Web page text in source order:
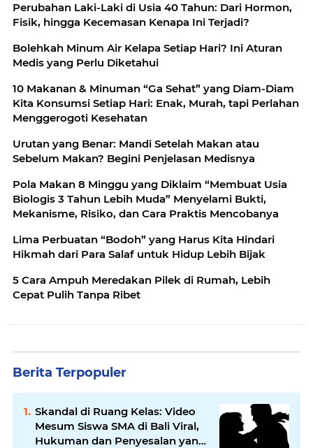
Perubahan Laki-Laki di Usia 40 Tahun: Dari Hormon,
Fisik, hingga Kecemasan Kenapa Ini Terjadi?
Bolehkah Minum Air Kelapa Setiap Hari? Ini Aturan
Medis yang Perlu Diketahui
10 Makanan & Minuman “Ga Sehat” yang Diam-Diam
Kita Konsumsi Setiap Hari: Enak, Murah, tapi Perlahan
Menggerogoti Kesehatan
Urutan yang Benar: Mandi Setelah Makan atau
Sebelum Makan? Begini Penjelasan Medisnya
Pola Makan 8 Minggu yang Diklaim “Membuat Usia
Biologis 3 Tahun Lebih Muda” Menyelami Bukti,
Mekanisme, Risiko, dan Cara Praktis Mencobanya
Lima Perbuatan “Bodoh” yang Harus Kita Hindari
Hikmah dari Para Salaf untuk Hidup Lebih Bijak
5 Cara Ampuh Meredakan Pilek di Rumah, Lebih
Cepat Pulih Tanpa Ribet
Berita Terpopuler
Skandal di Ruang Kelas: Video
Mesum Siswa SMA di Bali Viral,
Hukuman dan Penyesalan yang